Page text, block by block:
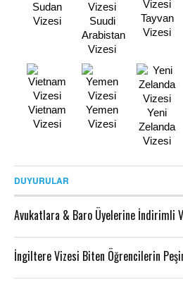
Sudan
Vizesi
Suudi
Arabistan
Vizesi
Tayvan
Vizesi
Vietnam
Vizesi
Yemen
Vizesi
Yeni
Zelanda
Vizesi
DUYURULAR
Avukatlara & Baro Üyelerine İndirimli
İngiltere Vizesi Biten Öğrencilerin